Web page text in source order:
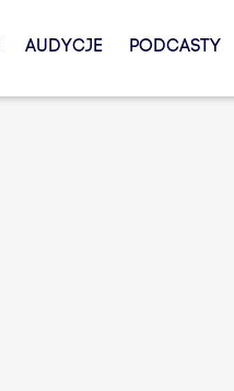
AUDYCJE PODCASTY